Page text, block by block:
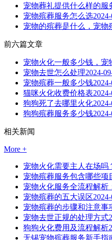
宠物葬礼提供什么样的服
宠物殡葬服务怎么选
宠物的殡葬是什么，宠物
前六篇文章
宠物火化一般多少钱，宠
宠物去世怎么处理2024-
宠物殡葬一般多少钱
猫咪火化收费价格表
狗狗死了去哪里火化
狗狗殡葬服务多少钱
相关新闻
More +
宠物火化需要主人在场吗
宠物殡葬服务包含哪些项
宠物火化服务全流程解析
宠物殡葬的五大误区
宠物殡葬的步骤和注意事
宠物去世正规的处理方式
狗狗火化费用及流程解析
无锡宠物殡葬服务新手指